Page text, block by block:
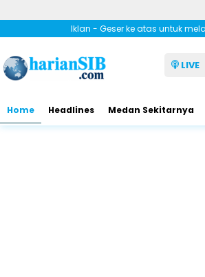
Iklan - Geser ke atas untuk
LIVE
Home Headlines Medan Sekitarnya